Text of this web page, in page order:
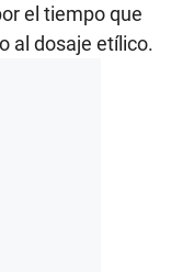
el tiempo que
al dosaje etílico.